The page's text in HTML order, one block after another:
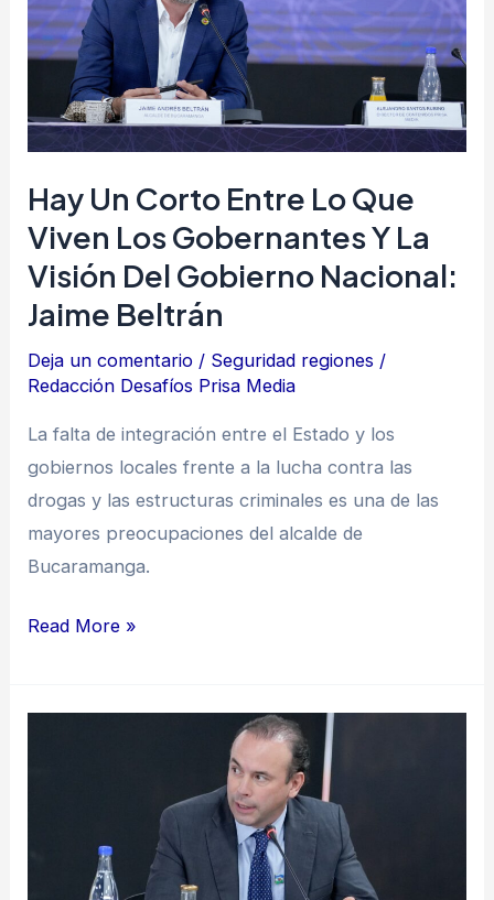
Hay Un Corto Entre Lo Que
Viven Los Gobernantes Y La
Visión Del Gobierno Nacional:
Jaime Beltrán
Deja un comentario / Seguridad regiones /
Redacción Desafíos Prisa Media
La falta de integración entre el Estado y los
gobiernos locales frente a la lucha contra las
drogas y las estructuras criminales es una de las
mayores preocupaciones del alcalde de
Bucaramanga.
entre
lo
viven
los
gobernantes
la
visión
del
Gobierno
Nacional:
Read More »
confiando